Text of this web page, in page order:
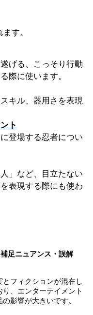
す。
げる、こっそり行動
際に使います。
キル、器用さを表現
ト
登場する忍者につい
」など、目立たない
表現する際にも使わ
補足ニュアンス・誤解
とフィクションが混在し
り、エンターテイメント
の影響が大きいです。